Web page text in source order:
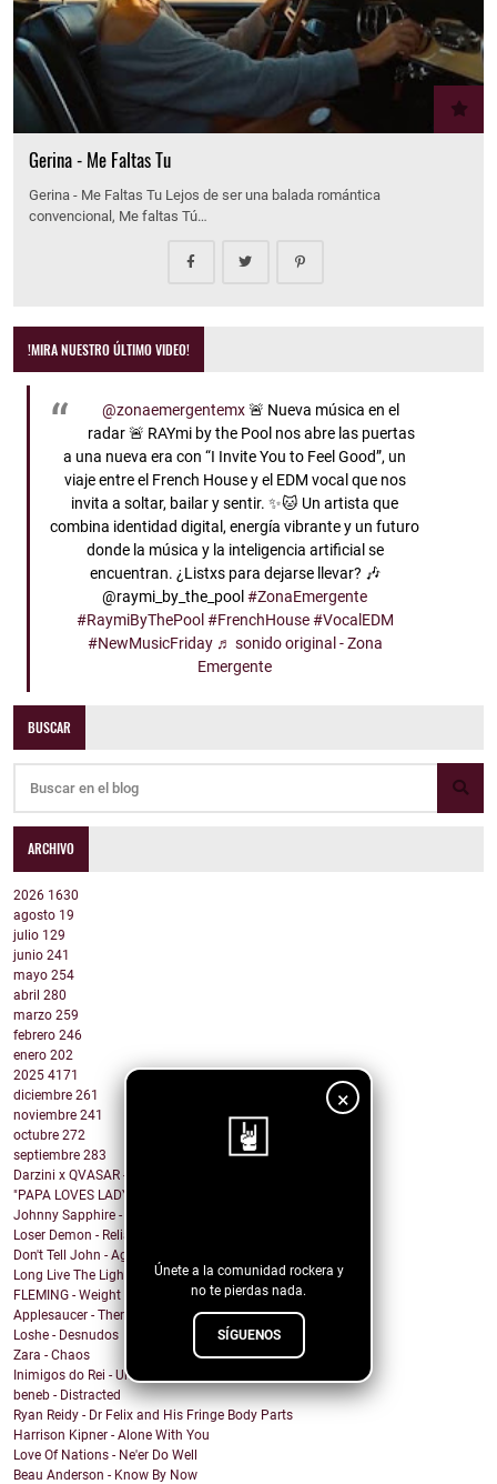
×
Únete a la comunidad rockera y
no te pierdas nada.
SÍGUENOS
Gerina - Me Faltas Tu
Gerina - Me Faltas Tu Lejos de ser una balada romántica
convencional, Me faltas Tú…
!MIRA NUESTRO ÚLTIMO VIDEO!
@zonaemergentemx🚨 Nueva música en el
radar 🚨 RAYmi by the Pool nos abre las puertas
a una nueva era con “I Invite You to Feel Good”, un
viaje entre el French House y el EDM vocal que nos
invita a soltar, bailar y sentir. ✨🐱 Un artista que
combina identidad digital, energía vibrante y un futuro
donde la música y la inteligencia artificial se
encuentran. ¿Listxs para dejarse llevar? 🎶
@raymi_by_the_pool #ZonaEmergente
#RaymiByThePool #FrenchHouse #VocalEDM
#NewMusicFriday ♬ sonido original - Zona
Emergente
BUSCAR
ARCHIVO
2026 1630
agosto 19
julio 129
junio 241
mayo 254
abril 280
marzo 259
febrero 246
enero 202
2025 4171
diciembre 261
noviembre 241
octubre 272
septiembre 283
Darzini x QVASAR - Baby I don't give a fuck
"PAPA LOVES LADYBOYS" by REETOXA
Johnny Sapphire - Steady Rhythm of a Beating Heart
Loser Demon - Reliance
Don't Tell John - Again
Long Live The Lights - The Fight
FLEMING - Weight In The Wind
Applesaucer - There’s a Light
Loshe - Desnudos
Zara - Chaos
Inimigos do Rei - Uma Barata Chamada Kafka versão ...
beneb - Distracted
Ryan Reidy - Dr Felix and His Fringe Body Parts
Harrison Kipner - Alone With You
Love Of Nations - Ne'er Do Well
Beau Anderson - Know By Now